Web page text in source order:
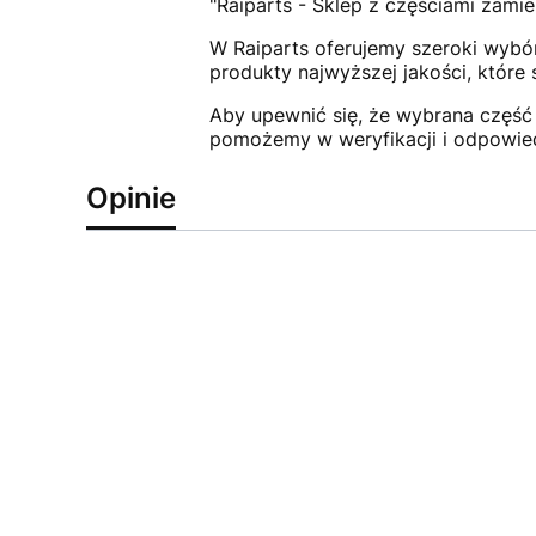
"Raiparts - Sklep z częściami
W Raiparts oferujemy szeroki
produkty najwyższej jakości, które
Aby upewnić się, że wybrana
pomożemy w weryfikacji i
Opinie